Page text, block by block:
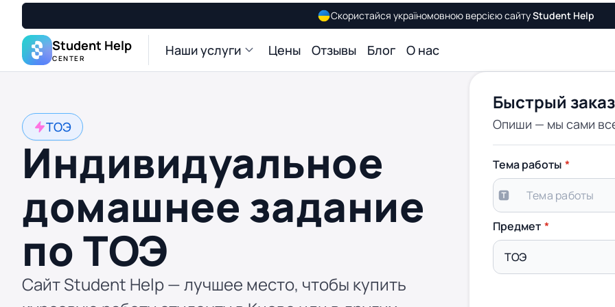
Скористайся україномовною версією сайтуStudent Help
Student Help
CENTER Наши услуги Цены Отзывы Блог О нас
ТОЭ
Индивидуальное
домашнее задание
по ТОЭ
Сайт Student Help — лучшее место, чтобы купить
Быстрый заказ
Опиши — мы сами
Тема работы
Предмет